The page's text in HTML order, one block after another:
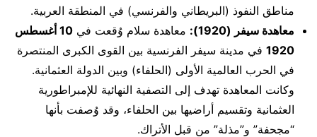
مناطق النفوذ (البريطاني والفرنسي) في المنطقة العربية.
معاهدة سيفر (1920):
معاهدة سلام وُقعت في
10 أغسطس
1920 في مدينة سيفر الفرنسية بين القوى الكبرى المنتصرة
في الحرب العالمية الأولى (الحلفاء) وبين الدولة العثمانية.
وكانت المعاهدة تهدف إلى التصفية النهائية للإمبراطورية
العثمانية وتقسيم أراضيها بين الحلفاء، وقد وُصفت بأنها
“مجحفة” و”مذلة” من قبل الأتراك.